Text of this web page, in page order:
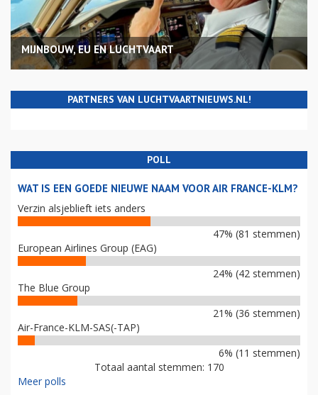
MIJNBOUW, EU EN LUCHTVAART
PARTNERS VAN LUCHTVAARTNIEUWS.NL!
POLL
WAT IS EEN GOEDE NIEUWE NAAM VOOR AIR FRANCE-KLM?
Verzin alsjeblieft iets anders
47% (81 stemmen)
European Airlines Group (EAG)
24% (42 stemmen)
The Blue Group
21% (36 stemmen)
Air-France-KLM-SAS(-TAP)
6% (11 stemmen)
Totaal aantal stemmen: 170
Meer polls